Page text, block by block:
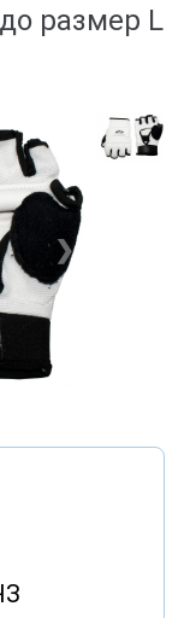
размер L
❯